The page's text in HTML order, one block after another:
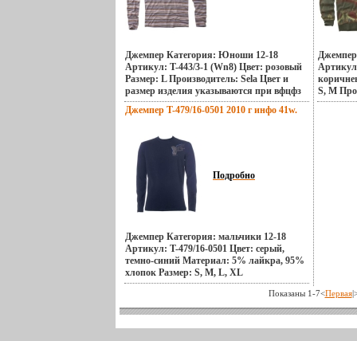
Джемпер Категория: Юноши 12-18
Артикул: T-443/3-1 (Wn8) Цвет: розовый
Размер: L Производитель: Sela Цвет и
размер изделия указываются при вфцфз
оформлении заявки.
Джемпер T-479/16-0501 2010 г инфо 41w.
Подробно
Джемпер Категория: мальчики 12-18
Артикул: T-479/16-0501 Цвет: серый,
темно-синий Материал: 5% лайкра, 95%
хлопок Размер: S, M, L, XL
Производитель: Sela Уважаемые
клиенты! Размер и цвет изделбълхтия
уточняется при оформлении заказа.
S, M
Показаны 1-7<Первая